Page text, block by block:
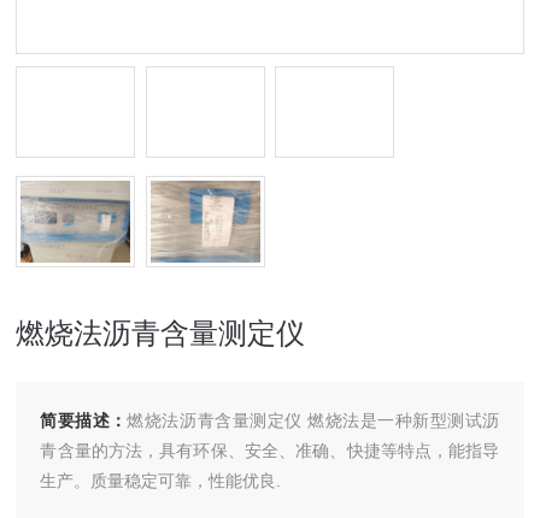
燃烧法沥青含量测定仪
简要描述：燃烧法沥青含量测定仪 燃烧法是一种新型测试沥
青含量的方法，具有环保、安全、准确、快捷等特点，能指导
生产。质量稳定可靠，性能优良.